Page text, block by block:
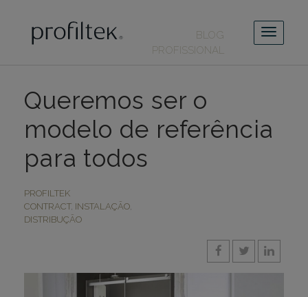
BLOG
PROFISSIONAL
Queremos ser o
modelo de referência
para todos
PROFILTEK
CONTRACT, INSTALAÇÃO,
DISTRIBUÇÃO